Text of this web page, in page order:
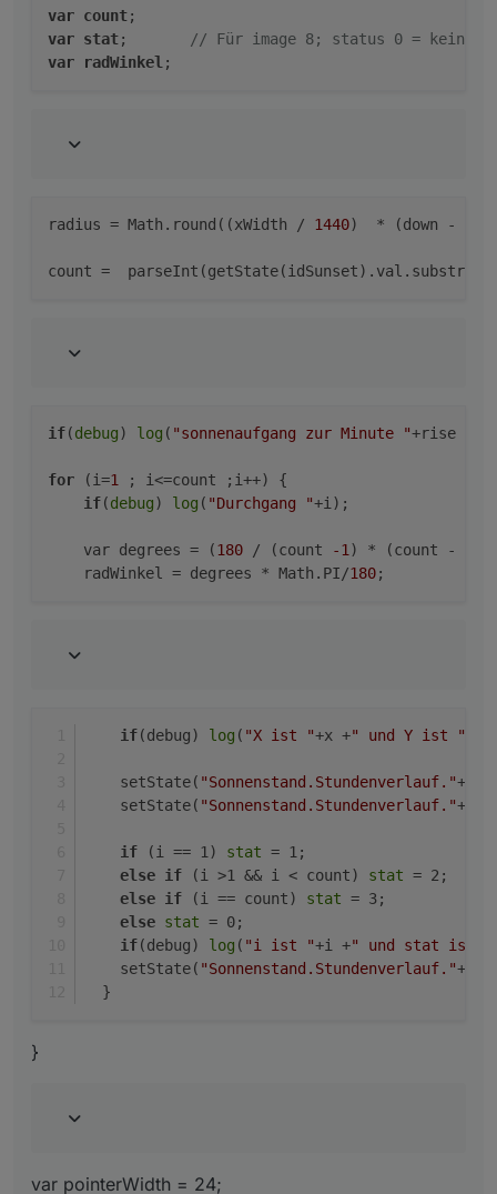
// Bei start
//schedule
var count
var stat;
// Für image 8; status 0 = kein
var
radWinkel
radius = Math.round((xWidth / 1440)  * (down -
count =
if(debug) log ( "sonnenaufgang zur Minute "+rise +
for (i=1
; i<=count ;i++) {
if(debug) log ( "Durchgang "+i);
    var degrees = (
180 / (count -1 ) * (count -
    radWinkel = degrees * Math.PI/
180
if(debug) log ( "X ist "+x +" und Y ist "
    setState(
"Sonnenstand.Stundenverlauf."+i+
    setState(
"Sonnenstand.Stundenverlauf."+i+
if (i == 1) stat = 1;
else if (i >1 && i < count) stat = 2;
else if (i == count) stat = 3;
else stat = 0;
if(debug) log ( "i ist "+i +" und stat ist "
    setState(
"Sonnenstand.Stundenverlauf."+i+
  }
}
var pointerWidth = 24;